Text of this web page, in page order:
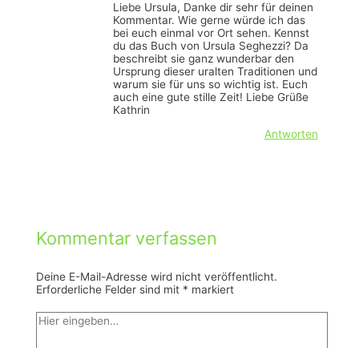
Liebe Ursula, Danke dir sehr für deinen
Kommentar. Wie gerne würde ich das
bei euch einmal vor Ort sehen. Kennst
du das Buch von Ursula Seghezzi? Da
beschreibt sie ganz wunderbar den
Ursprung dieser uralten Traditionen und
warum sie für uns so wichtig ist. Euch
auch eine gute stille Zeit! Liebe Grüße
Kathrin
Antworten
Kommentar verfassen
Deine E-Mail-Adresse wird nicht veröffentlicht.
Erforderliche Felder sind mit * markiert
Hier
eingeben…